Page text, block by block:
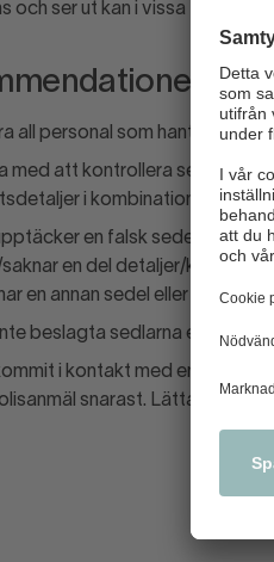
och ser ut kan i vissa fall vara
all personal som hanterar
med att kontrollera sedlar.
i kombination. På
en falsk sedel, ta inte
en del detaljer/känns
en annan sedel eller kanske
beslagta sedlarna eller
i kontakt med en falsk
snarast. Lättast är att